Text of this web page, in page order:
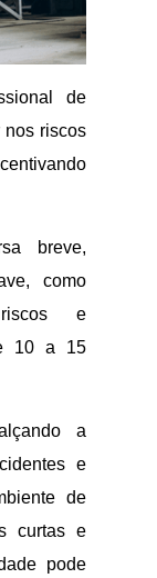
de
nos riscos
breve,
como
riscos e
10 a 15
a
e
de
curtas e
pode